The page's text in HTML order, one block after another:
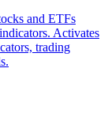
and ETFs
Activates
trading